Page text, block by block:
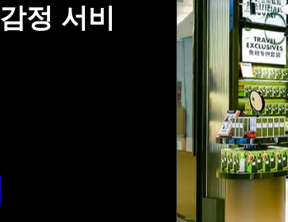
감정 서비